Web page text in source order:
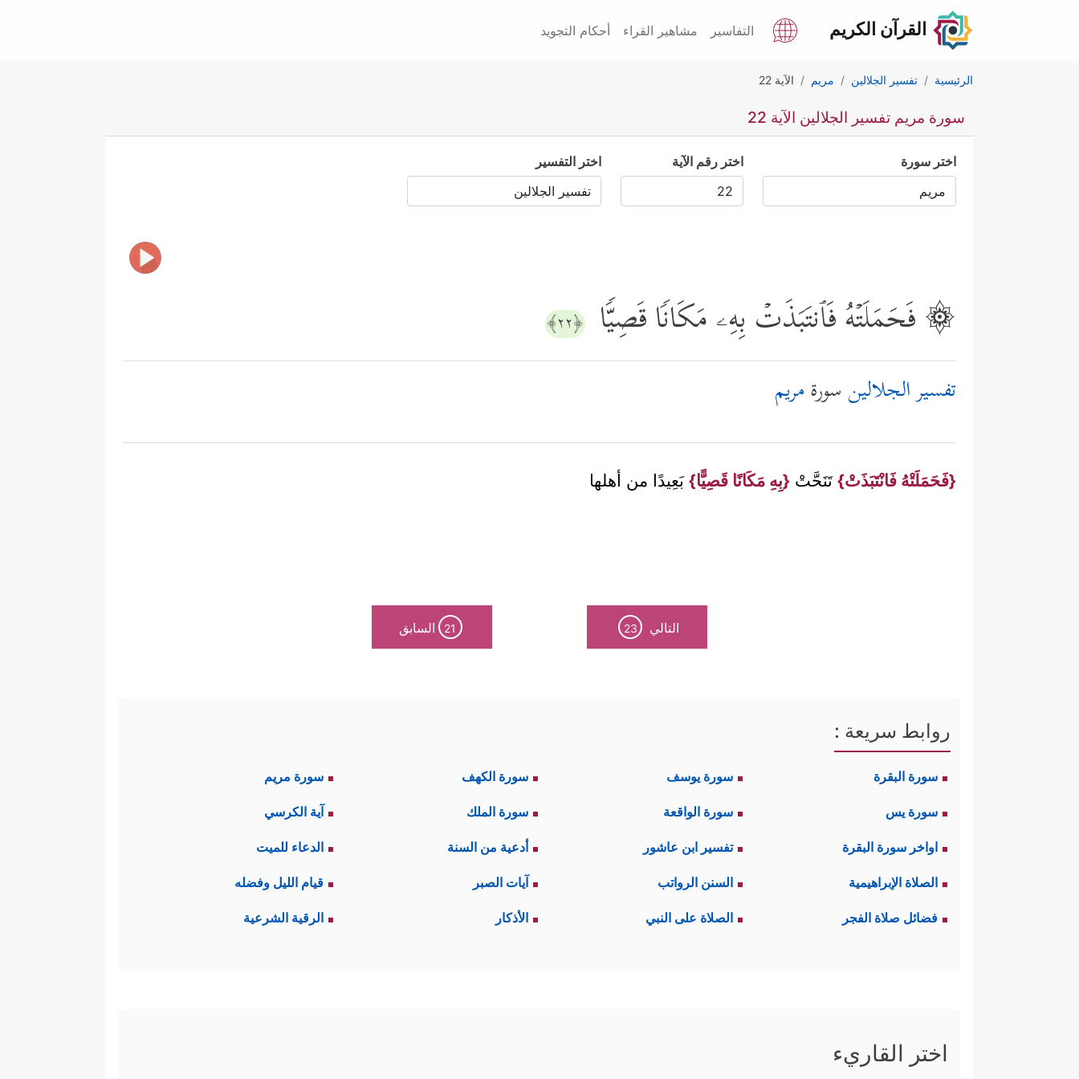
القرآن الكريم التفاسير مشاهير القراء أحكام التجويد
الرئيسية تفسير الجلالين مريم الآية 22
سورة مريم تفسير الجلالين الآية 22
اختر سورة اختر رقم الآية اختر التفسير
۞ فَحَمَلَتۡهُ فَٱنتَبَذَتۡ بِهِۦ مَكَانࣰا قَصِیࣰّا ﴿٢٢﴾
تفسير الجلالين سورةمريم
{فَحَمَلَتْهُ فَانْتَبَذَتْ} تَنَحَّتْ {بِهِ مَكَانًا قَصِيًّا} بَعِيدًا من أهلها
التالي 23
21 السابق
روابط سريعة :
سورة البقرة سورة يوسف سورة الكهف سورة مريم
سورة يس سورة الواقعة سورة الملك آية الكرسي
اواخر سورة البقرة تفسير ابن عاشور أدعية من السنة الدعاء للميت
الصلاة الإبراهيمية السنن الرواتب آيات الصبر قيام الليل وفضله
فضائل صلاة الفجر الصلاة على النبي الأذكار الرقية الشرعية
اختر القاريء